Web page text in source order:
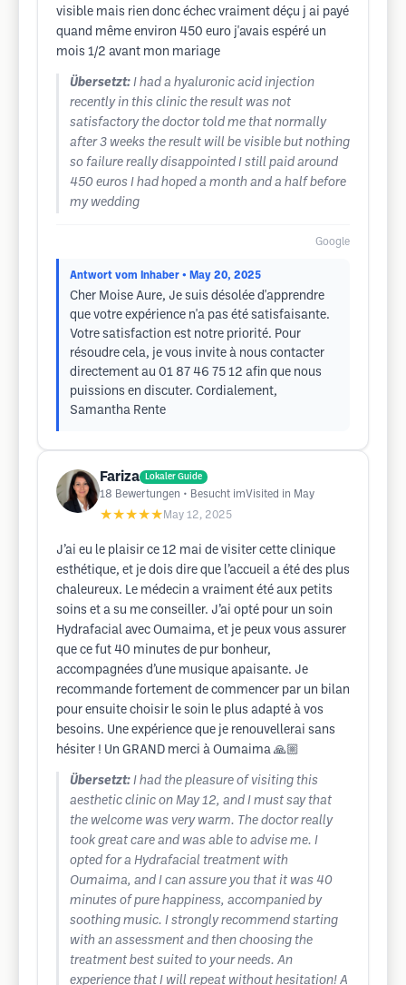
visible mais rien donc échec vraiment déçu j ai payé
quand même environ 450 euro j'avais espéré un
mois 1/2 avant mon mariage
Übersetzt: I had a hyaluronic acid injection
recently in this clinic the result was not
satisfactory the doctor told me that normally
after 3 weeks the result will be visible but nothing
so failure really disappointed I still paid around
450 euros I had hoped a month and a half before
my wedding
Google
Antwort vom Inhaber • May 20, 2025
Cher Moise Aure, Je suis désolée d'apprendre
que votre expérience n'a pas été satisfaisante.
Votre satisfaction est notre priorité. Pour
résoudre cela, je vous invite à nous contacter
directement au 01 87 46 75 12 afin que nous
puissions en discuter. Cordialement,
Samantha Rente
Fariza Lokaler Guide
18 Bewertungen • Besucht imVisited in May
★★★★★ May 12, 2025
J’ai eu le plaisir ce 12 mai de visiter cette clinique
esthétique, et je dois dire que l’accueil a été des plus
chaleureux. Le médecin a vraiment été aux petits
soins et a su me conseiller. J’ai opté pour un soin
Hydrafacial avec Oumaima, et je peux vous assurer
que ce fut 40 minutes de pur bonheur,
accompagnées d’une musique apaisante. Je
recommande fortement de commencer par un bilan
pour ensuite choisir le soin le plus adapté à vos
besoins. Une expérience que je renouvellerai sans
hésiter ! Un GRAND merci à Oumaima 🙏🏼
Übersetzt: I had the pleasure of visiting this
aesthetic clinic on May 12, and I must say that
the welcome was very warm. The doctor really
took great care and was able to advise me. I
opted for a Hydrafacial treatment with
Oumaima, and I can assure you that it was 40
minutes of pure happiness, accompanied by
soothing music. I strongly recommend starting
with an assessment and then choosing the
treatment best suited to your needs. An
experience that I will repeat without hesitation! A